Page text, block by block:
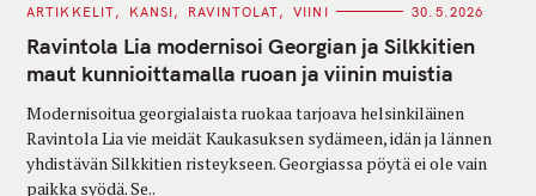
C
T
E
G
O
I
E
S
ARTIKKELIT KANSI RAVINTOLAT VIINI 30.5.2026
Ravintola Lia modernisoi Georgian ja Silkkitien
maut kunnioittamalla ruoan ja viinin muistia
Modernisoitua georgialaista ruokaa tarjoava helsinkiläinen
Ravintola Lia vie meidät Kaukasuksen sydämeen, idän ja lännen
yhdistävän Silkkitien risteykseen. Georgiassa pöytä ei ole vain
paikka syödä. Se..